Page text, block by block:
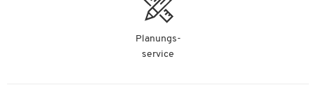
Planungs-
service